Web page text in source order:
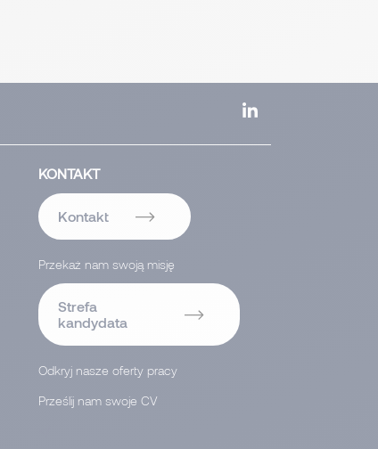
KONTAKT
Kontakt
Przekaż nam swoją misję
Strefa
kandydata
Odkryj nasze oferty pracy
Prześlij nam swoje CV